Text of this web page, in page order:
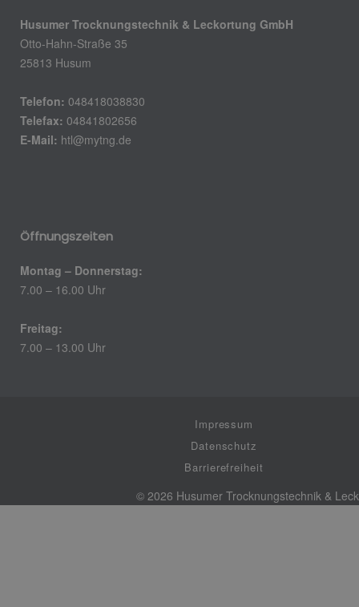
Husumer Trocknungstechnik & Leckortung GmbH
Otto-Hahn-Straße 35
25813 Husum
Telefon: 048418038830
Telefax: 04841802656
E-Mail: htl@mytng.de
Öffnungszeiten
Montag – Donnerstag:
7.00 – 16.00 Uhr
Freitag:
7.00 – 13.00 Uhr
Impressum
Datenschutz
Barrierefreiheit
© 2026 Husumer Trocknungstechnik &